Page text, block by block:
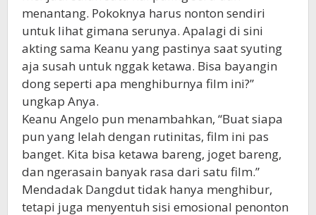
menantang. Pokoknya harus nonton sendiri
untuk lihat gimana serunya. Apalagi di sini
akting sama Keanu yang pastinya saat syuting
aja susah untuk nggak ketawa. Bisa bayangin
dong seperti apa menghiburnya film ini?”
ungkap Anya.
Keanu Angelo pun menambahkan, “Buat siapa
pun yang lelah dengan rutinitas, film ini pas
banget. Kita bisa ketawa bareng, joget bareng,
dan ngerasain banyak rasa dari satu film.”
Mendadak Dangdut tidak hanya menghibur,
tetapi juga menyentuh sisi emosional penonton